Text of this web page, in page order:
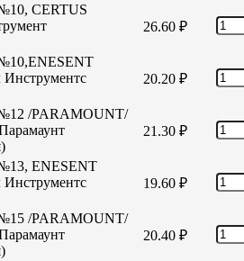
CERTUS
26.60 ₽
20.20 ₽
/PARAMOUNT/
21.30 ₽
ENESENT
19.60 ₽
/PARAMOUNT/
20.40 ₽